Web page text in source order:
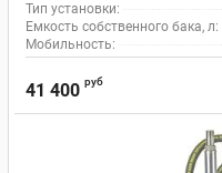
Тип установки:
Емкость собственного бака, л:
Мобильность:
41 400 руб